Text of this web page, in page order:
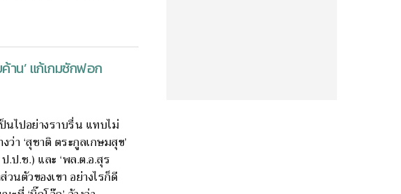
าน’ แก้เกมซักฟอก
นไปอย่างราบรื่น แทบไม่
า ‘สุชาติ ตระกูลเกษมสุข’
.ช.) และ ‘พล.ต.อ.สุร
นตัวของเขา อย่างไรก็ดี